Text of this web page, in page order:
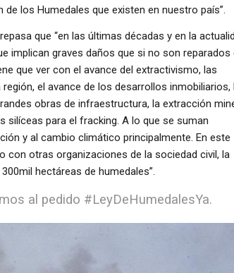
los Humedales que existen en nuestro país”.
que “en las últimas décadas y en la
implican graves daños que si no son reparados
que ver con el avance del extractivismo, las
el avance de los desarrollos inmobiliarios,
obras de infraestructura, la extracción
silíceas para el fracking. A lo que se suman
y al cambio climático principalmente. En este
con otras organizaciones de la sociedad civil, la
hectáreas de humedales”.
al pedido #LeyDeHumedalesYa.